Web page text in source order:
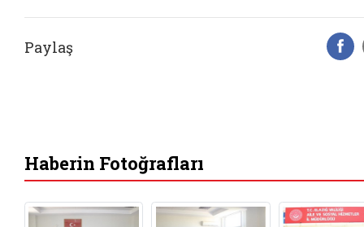
Paylaş
Haberin Fotoğrafları